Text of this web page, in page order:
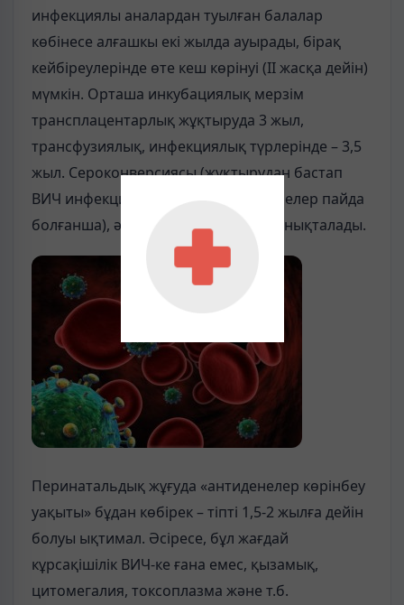
инфекциялы аналардан туылған балалар
көбінесе алғашкы екі жылда ауырады, бірақ
кейбіреулерінде өте кеш көрінуі (II жасқа дейін)
мүмкін. Орташа инкубациялық мерзім
трансплацентарлық жұқтыруда 3 жыл,
трансфузиялық, инфекциялық түрлерінде – 3,5
жыл. Сероконверсиясы (жұқтырудан бастап
ВИЧ инфекцияға сай қанда антиденелер пайда
болғанша), әдетте, 6-12 айдан соң анықталады.
Перинатальдық жұғуда «антиденелер көрінбеу
уақыты» бұдан көбірек – тіпті 1,5-2 жылға дейін
болуы ықтимал. Әсіресе, бұл жағдай
кұрсақішілік ВИЧ-ке ғана емес, қызамық,
цитомегалия, токсоплазма және т.б.